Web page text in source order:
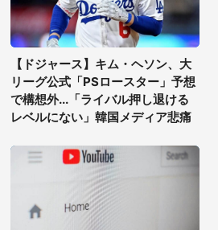
【ドジャース】キム・ヘソン、大
リーグ公式「PSロースター」予想
で構想外...「ライバル押し退ける
レベルにない」韓国メディア悲痛